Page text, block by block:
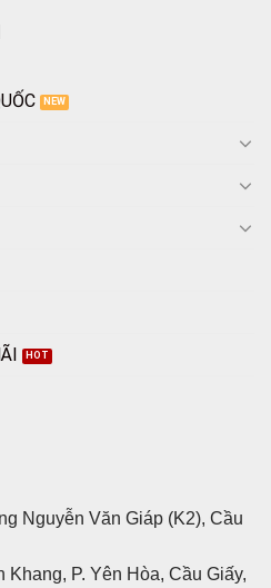
Nguyễn Văn Giáp (K2), Cầu
Khang, P. Yên Hòa, Cầu Giấy,